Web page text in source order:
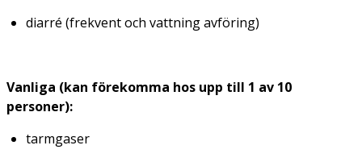
diarré (frekvent och vattning avföring)
Vanliga (kan förekomma hos upp till 1 av 10
personer):
tarmgaser